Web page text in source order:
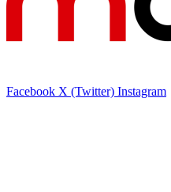
Facebook X (Twitter) Instagram